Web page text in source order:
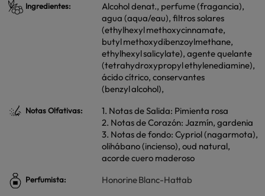
Ingredientes:
Alcohol denat., perfume (fragancia),
agua (aqua/eau), filtros solares
(ethylhexyl methoxycinnamate,
butyl methoxydibenzoylmethane,
ethylhexyl salicylate), agente quelante
(tetrahydroxypropyl ethylenediamine),
ácido cítrico, conservantes
(benzyl alcohol),
Notas Olfativas:
1. Notas de Salida: Pimienta rosa
2. Notas de Corazón: Jazmín, gardenia
3. Notas de fondo: Cypriol (nagarmota),
olihábano (incienso), oud natural,
acorde cuero maderoso
Perfumista: Honorine Blanc-Hattab